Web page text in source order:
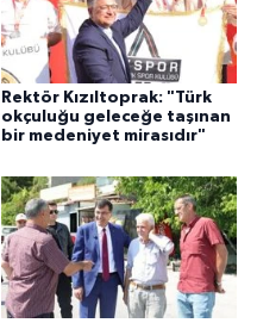
Rektör Kızıltoprak: "Türk
okçuluğu geleceğe taşınan
bir medeniyet mirasıdır"